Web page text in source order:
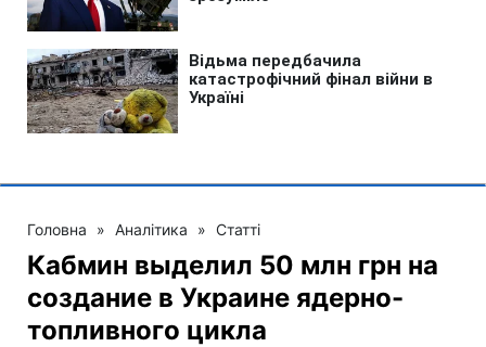
Головна » Аналітика » Статті
Кабмин выделил 50 млн грн на
создание в Украине ядерно-
топливного цикла